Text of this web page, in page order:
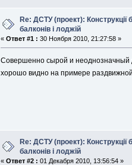
Re: ДСТУ (проект): Конструкції
балконів і лоджій
« Ответ #1 : 30 Ноября 2010, 21:27:58 »
Совершенно сырой и неоднозначный
хорошо видно на примере
Re: ДСТУ (проект): Конструкції
балконів і лоджій
« Ответ #2 : 01 Декабря 2010, 13:56:54 »